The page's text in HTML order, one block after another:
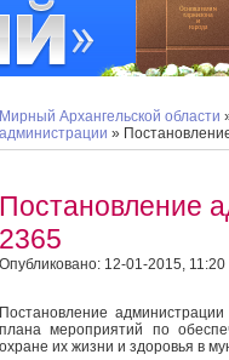
Мирный Архангельской области
администрации »
Постановление
2365
Опубликовано: 12-01-2015, 11:20
Постановление
плана мероприятий по
охране их жизни и здоровья в